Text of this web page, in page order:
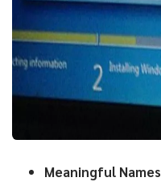
Meaningful Names